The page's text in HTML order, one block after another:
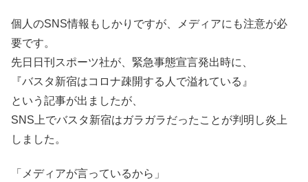
個人のSNS情報もしかりですが、メディアにも注意が必
要です。
先日日刊スポーツ社が、緊急事態宣言発出時に、
『バスタ新宿はコロナ疎開する人で溢れている』
という記事が出ましたが、
SNS上でバスタ新宿はガラガラだったことが判明し炎上
しました。
「メディアが言っているから」